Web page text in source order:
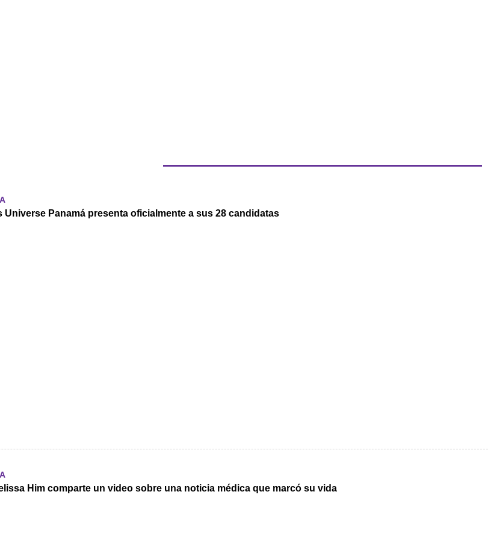
Universe Panamá presenta oficialmente a sus 28 candidatas
Him comparte un video sobre una noticia médica que marcó su vida